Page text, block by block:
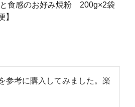
食感のお好み焼粉 200g×2袋
】
参考に購入してみました。楽